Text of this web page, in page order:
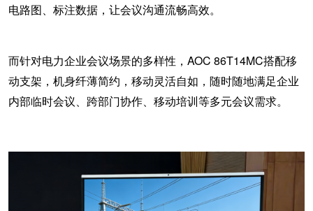
电路图、标注数据，让会议沟通流畅高效。
而针对电力企业会议场景的多样性， AOC 86T14MC搭配移
动支架，机身纤薄简约，移动灵活自如，随时随地满足企业
内部临时会议、跨部门协作、移动培训等多元会议需求。